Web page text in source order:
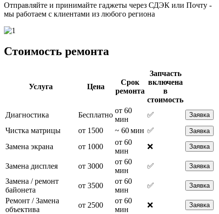
Отправляйте и принимайте гаджеты через СДЭК или Почту -
мы работаем с клиентами из любого региона
Стоимость ремонта
Услуга Цена
Срок
ремонта
Запчасть
включена
в
стоимость
Диагностика
Бесплатно
от 60
мин
✅ Заявка
Чистка матрицы от 1500 ~ 60 мин ✅ Заявка
Замена экрана от 1000
от 60
мин
❌ Заявка
Замена дисплея от 3000
от 60
мин
✅ Заявка
Замена / ремонт
байонета
от 3500
от 60
мин
✅ Заявка
Ремонт / Замена
объектива
от 2500
от 60
мин
❌ Заявка